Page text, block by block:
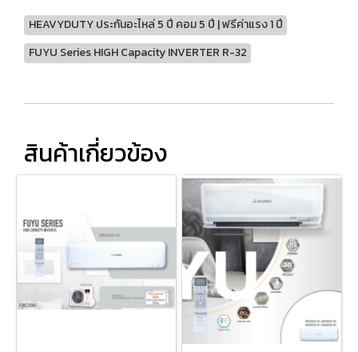
HEAVYDUTY ประกันอะไหล่ 5 ปี คอม 5 ปี | ฟรีค่าแรง 1 ปี
FUYU Series HIGH Capacity INVERTER R-32
สินค้าเกี่ยวข้อง